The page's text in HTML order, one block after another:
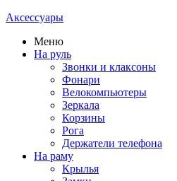
Аксессуары
Меню
На руль
Звонки и клаксоны
Фонари
Велокомпьютеры
Зеркала
Корзины
Рога
Держатели телефона
На раму
Крылья